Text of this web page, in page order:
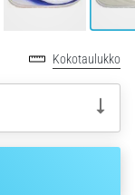
Kokotaulukko